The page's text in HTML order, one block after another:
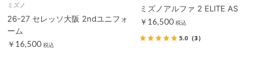
ミズノ
26-27 セレッソ大阪 2ndユニフォ
ーム
￥16,500 税込
ミズノアルファ 2 ELITE AS
￥16,500 税込
5.0 （3）